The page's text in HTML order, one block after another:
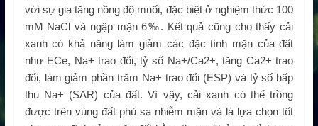
với sự gia tăng nồng độ muối, đặc biệt ở nghiệm thức 100
mM NaCl và ngập mặn 6‰. Kết quả cũng cho thấy cải
xanh có khả năng làm giảm các đặc tính mặn của đất
như ECe, Na+trao đổi, tỷ số Na+/Ca2+, tăng Ca2+trao
đổi, làm giảm phần trăm Na+ trao đổi (ESP) và tỷ số hấp
thu Na+ (SAR) của đất. Vì vậy, cải xanh có thể trồng
được trên vùng đất phù sa nhiễm mặn và là lựa chọn tốt